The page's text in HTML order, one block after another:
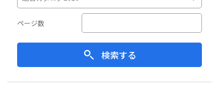
ページ数
検索する